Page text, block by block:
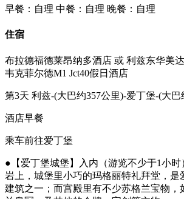
早餐：自理 中餐：自理 晚餐：自理
住宿
布拉德福德莱昂纳多酒店 或 利兹东华美
韦克菲尔德M1 Jct40假日酒店
第3天 利兹-(大巴约357公里)-爱丁堡-(大
酒店早餐
乘车前往爱丁堡
●【爱丁堡城堡】入内（游览不少于1小时
岩上，城堡里小巧的玛格丽特礼拜堂，是
建筑之一；而宫殿里有不少苏格兰宝物，